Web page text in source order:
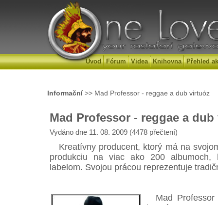
Úvod Fórum Videa Knihovna Přehled
Informační>> Mad Professor - reggae a dub virtuóz
Mad Professor - reggae a
Vydáno dne 11. 08. 2009 (4478 přečtení)
Kreatívny producent, ktorý má na
produkciu na viac ako 200
labelom. Svojou prácou reprezentuje
Mad Professor